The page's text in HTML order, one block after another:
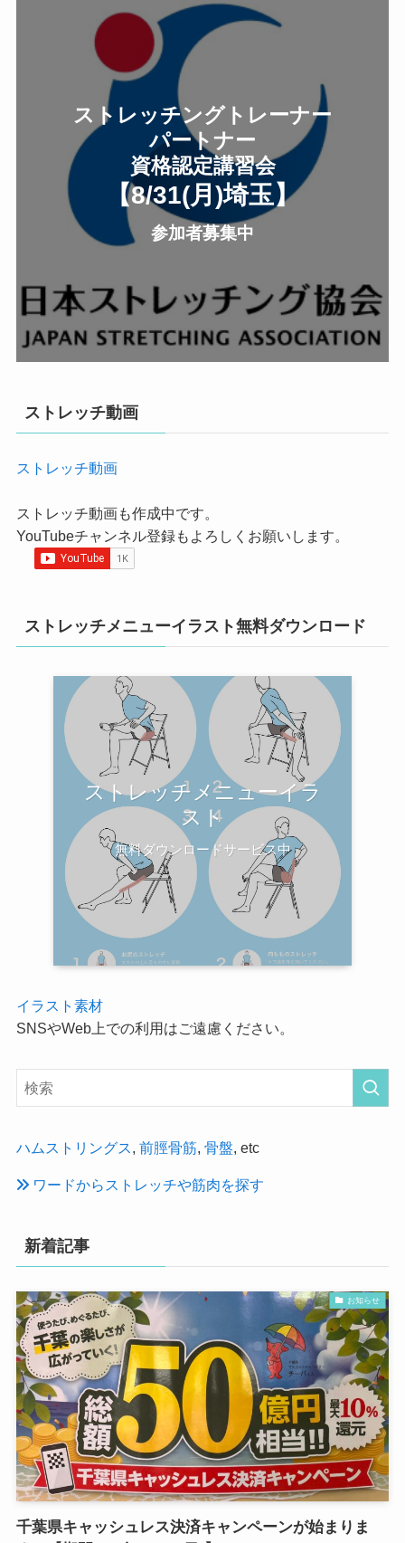
ストレッチングトレーナー
パートナー
資格認定講習会
【8/31(月 )埼玉】
参加者募集中
ストレッチ動画
ストレッチ動画
ストレッチ動画も作成中です。
YouTubeチャンネル登録もよろしくお願いします。
ストレッチメニューイラスト無料ダウンロード
ストレッチメニューイラ
スト
無料ダウンロードサービス中
イラスト素材
SNSやWeb上での利用はご遠慮ください。
ハムストリングス, 前脛骨筋, 骨盤, etc
ワードからストレッチや筋肉を探す
新着記事
お知らせ
千葉県キャッシュレス決済キャンペーンが始まりま